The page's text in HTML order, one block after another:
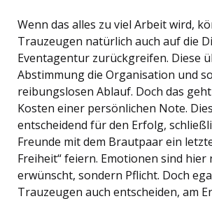
Wenn das alles zu viel Arbeit wird,
Trauzeugen natürlich auch auf die
Eventagentur zurückgreifen. Diese
Abstimmung die Organisation und
reibungslosen Ablauf. Doch das
Kosten einer persönlichen Note.
entscheidend für den Erfolg,
Freunde mit dem Brautpaar ein
Freiheit“ feiern. Emotionen sind hier
erwünscht, sondern Pflicht. Doch
Trauzeugen auch entscheiden, am